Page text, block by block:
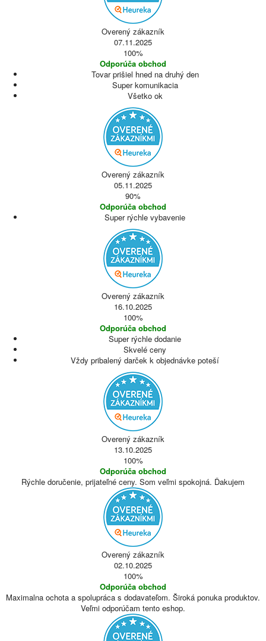
Overený zákazník
07.11.2025
100%
Odporúča obchod
Tovar prišiel hned na druhý den
Super komunikacia
Všetko ok
Overený zákazník
05.11.2025
90%
Odporúča obchod
Super rýchle vybavenie
Overený zákazník
16.10.2025
100%
Odporúča obchod
Super rýchle dodanie
Skvelé ceny
Vždy pribalený darček k objednávke poteší
Overený zákazník
13.10.2025
100%
Odporúča obchod
Rýchle doručenie, prijateľné ceny. Som veľmi spokojná. Ďakujem
Overený zákazník
02.10.2025
100%
Odporúča obchod
Maximalna ochota a spolupráca s dodavateľom. Široká ponuka produktov.
Veľmi odporúčam tento eshop.